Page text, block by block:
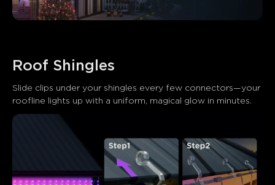
Roof Shingles
Slide clips under your shingles every few connectors—your
roofline lights up with a uniform, magical glow in minutes.